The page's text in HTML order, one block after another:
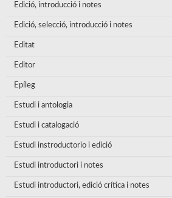
Edició, introducció i notes
Edició, selecció, introducció i notes
Editat
Editor
Epíleg
Estudi i antologia
Estudi i catalogació
Estudi instroductorio i edició
Estudi introductori i notes
Estudi introductori, edició crítica i notes